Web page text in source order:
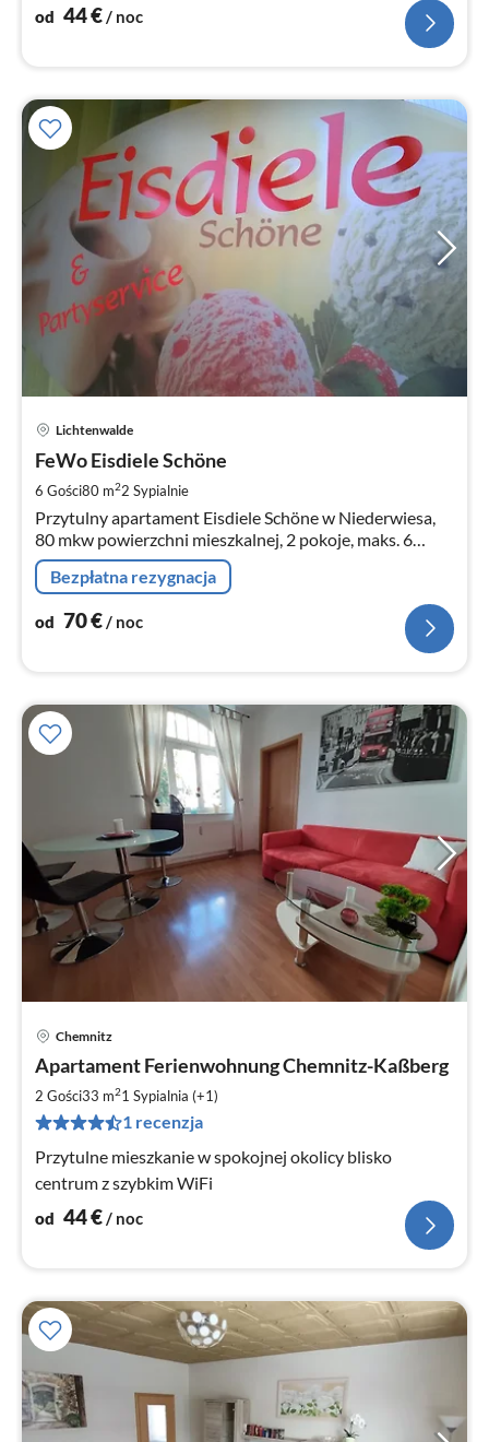
od 44€/ noc
Lichtenwalde
FeWo Eisdiele Schöne
6 Gości80 m22 Sypialnie
Przytulny apartament Eisdiele Schöne w Niederwiesa,
80 mkw powierzchni mieszkalnej, 2 pokoje, maks. 6
osób.
Bezpłatna rezygnacja
od 70€/ noc
Chemnitz
Apartament Ferienwohnung Chemnitz-Kaßberg
2 Gości33 m21 Sypialnia (+1)
1 recenzja
Przytulne mieszkanie w spokojnej okolicy blisko
centrum z szybkim WiFi
od 44€/ noc